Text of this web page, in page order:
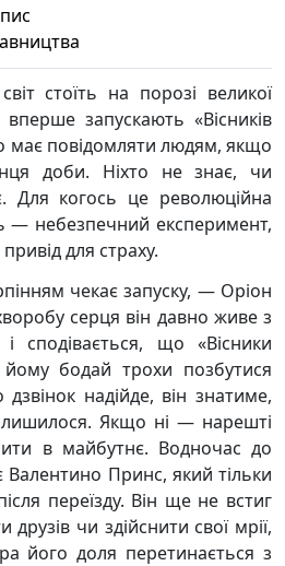
стоїть на порозі великої
запускають «Вісників
має повідомляти людям, якщо
доби. Ніхто не знає, чи
Для когось це революційна
— небезпечний експеримент,
для страху.
чекає запуску, — Оріон
серця він давно живе з
сподівається, що «Вісники
бодай трохи позбутися
надійде, він знатиме,
Якщо ні — нарешті
в майбутнє. Водночас до
Принс, який тільки
переїзду. Він ще не встиг
чи здійснити свої мрії,
його доля перетинається з